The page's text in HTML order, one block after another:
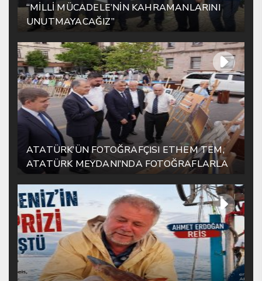
“MİLLİ MÜCADELE’NİN KAHRAMANLARINI
UNUTMAYACAĞIZ”
ATATÜRK’ÜN FOTOĞRAFÇISI ETHEM TEM,
ATATÜRK MEYDANI’NDA FOTOĞRAFLARLA
YAŞATILIYOR